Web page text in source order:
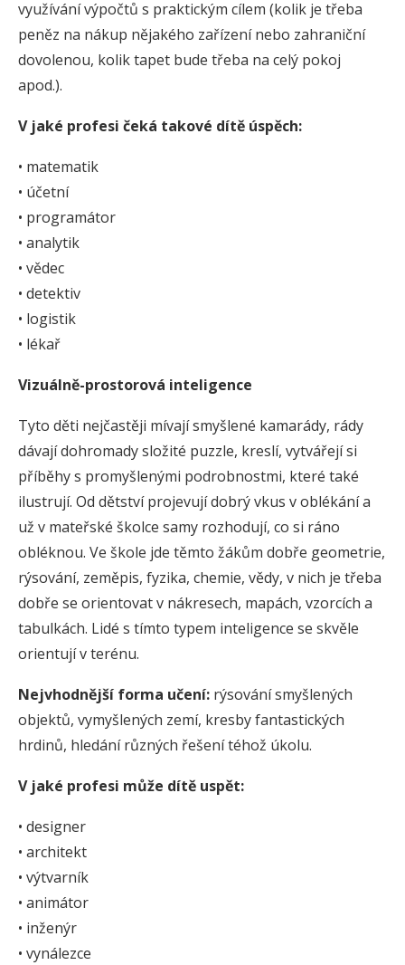
využívání výpočtů s praktickým cílem (kolik je třeba
peněz na nákup nějakého zařízení nebo zahraniční
dovolenou, kolik tapet bude třeba na celý pokoj
apod.).
V jaké profesi čeká takové dítě úspěch:
• matematik
• účetní
• programátor
• analytik
• vědec
• detektiv
• logistik
• lékař
Vizuálně-prostorová inteligence
Tyto děti nejčastěji mívají smyšlené kamarády, rády
dávají dohromady složité puzzle, kreslí, vytvářejí si
příběhy s promyšlenými podrobnostmi, které také
ilustrují. Od dětství projevují dobrý vkus v oblékání a
už v mateřské školce samy rozhodují, co si ráno
obléknou. Ve škole jde těmto žákům dobře geometrie,
rýsování, zeměpis, fyzika, chemie, vědy, v nich je třeba
dobře se orientovat v nákresech, mapách, vzorcích a
tabulkách. Lidé s tímto typem inteligence se skvěle
orientují v terénu.
Nejvhodnější forma učení: rýsování smyšlených
objektů, vymyšlených zemí, kresby fantastických
hrdinů, hledání různých řešení téhož úkolu.
V jaké profesi může dítě uspět:
• designer
• architekt
• výtvarník
• animátor
• inženýr
• vynálezce